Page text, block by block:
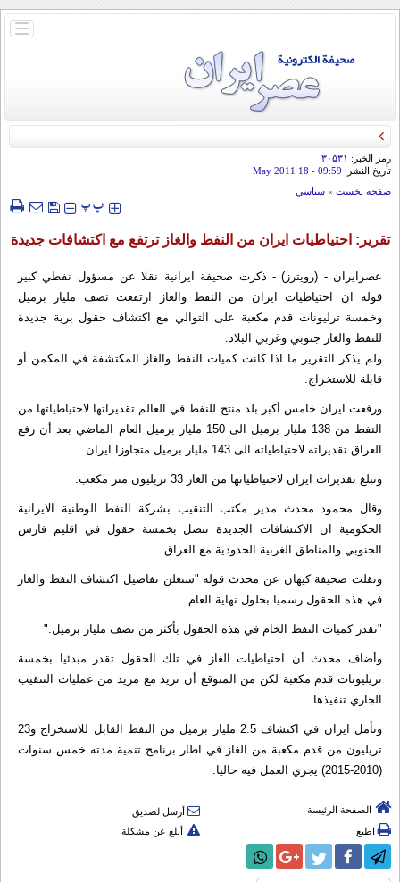
باز
رمز الخبر: ۳۰۵۳۱
تأريخ النشر: 09:59
- 18 May 2011
صفحه نخست » سياسي
‍‍‍ پپ
تقرير: احتياطيات ايران من النفط والغاز ترتفع مع اكتشافات جديدة
عصرايران - (رويترز) - ذكرت صحيفة ايرانية نقلا عن مسؤول نفطي كبير
قوله ان احتياطيات ايران من النفط والغاز ارتفعت نصف مليار برميل
وخمسة ترليونات قدم مكعبة على التوالي مع اكتشاف حقول برية جديدة
للنفط والغاز جنوبي وغربي البلاد.
ولم يذكر التقرير ما اذا كانت كميات النفط والغاز المكتشفة في المكمن أو
قابلة للاستخراج.
ورفعت ايران خامس أكبر بلد منتج للنفط في العالم تقديراتها لاحتياطياتها من
النفط من 138 مليار برميل الى 150 مليار برميل العام الماضي بعد أن رفع
العراق تقديراته لاحتياطياته الى 143 مليار برميل متجاوزا ايران.
وتبلغ تقديرات ايران لاحتياطياتها من الغاز 33 تريليون متر مكعب.
وقال محمود محدث مدير مكتب التنقيب بشركة النفط الوطنية الايرانية
الحكومية ان الاكتشافات الجديدة تتصل بخمسة حقول في اقليم فارس
الجنوبي والمناطق الغربية الحدودية مع العراق.
ونقلت صحيفة كيهان عن محدث قوله "ستعلن تفاصيل اكتشاف النفط والغاز
في هذه الحقول رسميا بحلول نهاية العام..
"تقدر كميات النفط الخام في هذه الحقول بأكثر من نصف مليار برميل."
وأضاف محدث أن احتياطيات الغاز في تلك الحقول تقدر مبدئيا بخمسة
تريليونات قدم مكعبة لكن من المتوقع أن تزيد مع مزيد من عمليات التنقيب
الجاري تنفيذها.
وتأمل ايران في اكتشاف 2.5 مليار برميل من النفط القابل للاستخراج و23
تريليون من قدم مكعبة من الغاز في اطار برنامج تنمية مدته خمس سنوات
(2010-2015) يجري العمل فيه حاليا.
الصفحة الرئيسة
أرسل لصديق
اطبع
أبلغ عن مشكلة